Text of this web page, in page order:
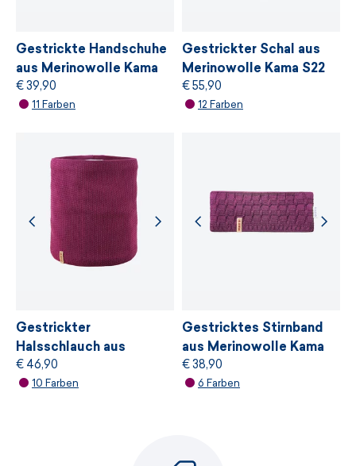
Entwicklungsprinzipien basiert.
WEITERE INFORMATIONEN
Gestrickte Handschuhe
aus Merinowolle Kama
R101
€ 39,90
11 Farben
Gestrickter Schal aus
Merinowolle Kama S22
€ 55,90
12 Farben
Gestrickter
Halsschlauch aus
Merinowolle Kama S33
€ 46,90
10 Farben
Gestricktes Stirnband
aus Merinowolle Kama
CW12
€ 38,90
6 Farben